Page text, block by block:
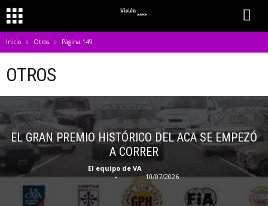
Inicio Otros Página 149
OTROS
EL GRAN PREMIO HISTÓRICO DEL ACA SE EMPEZÓ
A CORRER
El equipo de VA
-
10/07/2026